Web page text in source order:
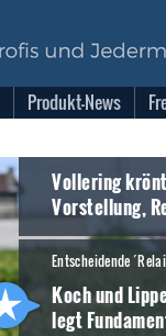
Produkt-News
Vollering
Vorstellung,
Entscheidende
Koch und
legt